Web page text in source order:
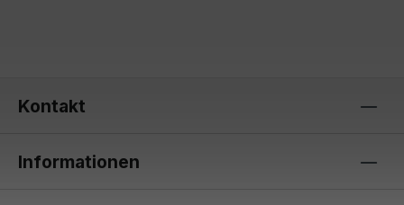
Kontakt
Informationen